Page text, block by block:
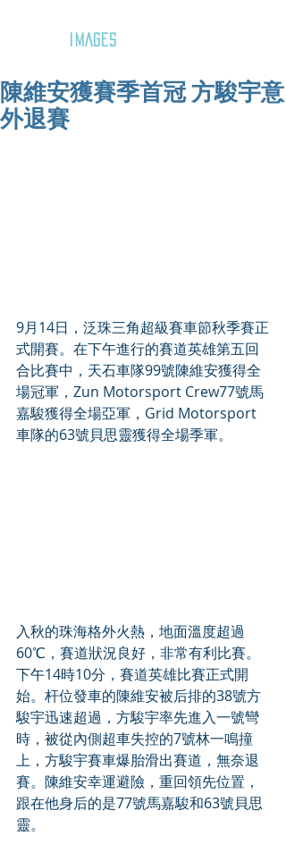
IMAGES
陳維安獲賽季首冠 方駿宇意
外退賽
9月14日，泛珠三角超級賽車節秋季賽正
式開賽。在下午進行的賽道英雄第五回
合比賽中，天石車隊99號陳維安獲得全
場冠軍，Zun Motorsport Crew77號馬
嘉駿獲得全場亞軍，Grid Motorsport
車隊的63號貝思靈獲得全場季軍。
入秋的珠海格外火熱，地面溫度超過
60℃，賽道狀況良好，非常有利比賽。
下午14時10分，賽道英雄比賽正式開
始。杆位發車的陳維安被后排的38號方
駿宇迅速超過，方駿宇率先進入一號彎
時，被從內側超車失控的7號林一鳴撞
上，方駿宇賽車爆胎滑出賽道，無奈退
賽。陳維安幸運避險，重回領先位置，
跟在他身后的是77號馬嘉駿和63號貝思
靈。